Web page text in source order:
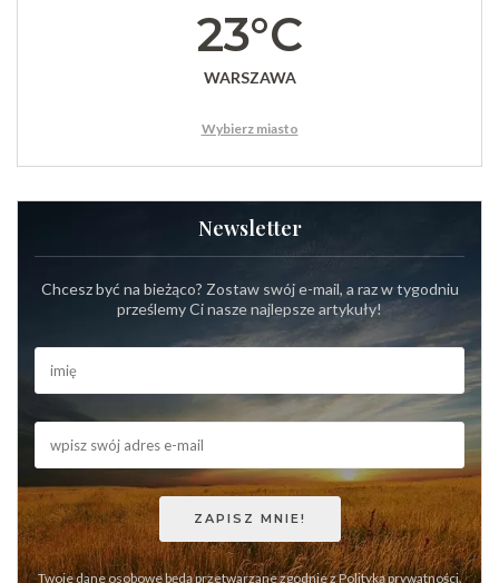
23°C
WARSZAWA
Wybierz miasto
Newsletter
Chcesz być na bieżąco? Zostaw swój e-mail, a raz w tygodniu
prześlemy Ci nasze najlepsze artykuły!
Twoje dane osobowe będą przetwarzane zgodnie zPolityką prywatności.